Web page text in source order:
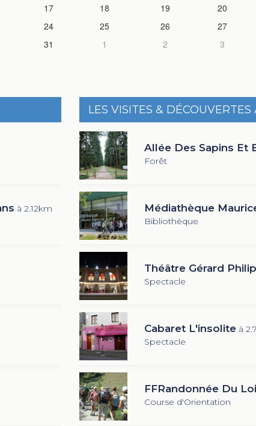
17
18 19 20
24
25 26 27
31
1 2 3
à 2.12km
LES VISITES &
Allée Des Sapins Et
Forêt
Médiathèque
Bibliothèque
Théâtre Gérard
Spectacle
Cabaret L'insolite à
Spectacle
FFRandonnée Du
Course d'Orientation